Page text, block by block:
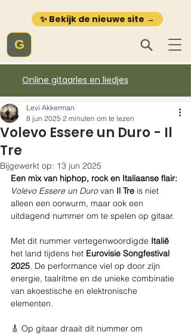
✨ Bekijk de nieuwe site →
G
Online gitaarles en liedjes
Volevo Essere un Duro - Il
Tre
Levi Akkerman
8 jun 2025 2 minuten om te lezen
Bijgewerkt op: 13 jun 2025
Een mix van hiphop, rock en Italiaanse flair:
Volevo Essere un Duro van Il Tre is niet
alleen een oorwurm, maar ook een
uitdagend nummer om te spelen op gitaar.
Met dit nummer vertegenwoordigde Italië
het land tijdens het Eurovisie Songfestival
2025. De performance viel op door zijn
energie, taalritme en de unieke combinatie
van akoestische en elektronische
elementen.
🎸 Op gitaar draait dit nummer om